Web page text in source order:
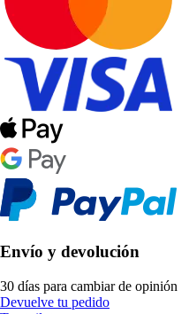
Envío y devolución
30 días para cambiar de opinión
Devuelve tu pedido